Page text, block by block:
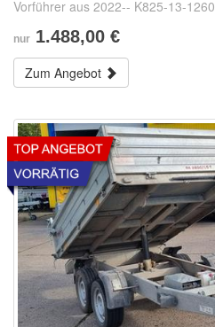
Vorführer aus 2022-- K825-13-1260
nur 1.488,00 €
Zum Angebot